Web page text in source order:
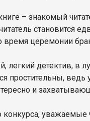
– знакомый
становится
время церемонии
легкий детектив, в
простительны,
и
конкурса,